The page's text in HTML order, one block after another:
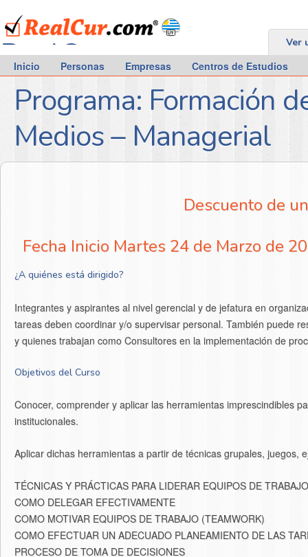
RealCur.com Ver
Inicio Personas Empresas Centros de Estudios
Programa: Formación
Medios – Managerial
Descuento de
Fecha Inicio Martes 24 de Marzo de
¿A quiénes está dirigido?
Integrantes y aspirantes al nivel gerencial y de jefatura en
tareas deben coordinar y/o supervisar personal. También puede
y quienes trabajan como Consultores en la implementación de
Objetivos del Curso
Conocer, comprender y aplicar las herramientas imprescindibles
institucionales.
Aplicar dichas herramientas a partir de técnicas grupales, juegos,
TÉCNICAS Y PRÁCTICAS PARA LIDERAR EQUIPOS DE
COMO DELEGAR EFECTIVAMENTE
COMO MOTIVAR EQUIPOS DE TRABAJO (TEAMWORK)
COMO EFECTUAR UN ADECUADO PLANEAMIENTO DE LAS
PROCESO DE TOMA DE DECISIONES